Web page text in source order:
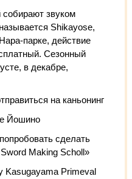
собирают звуком
Shikayose,
парке, действие
Сезонный
в декабре,
на каньонинг
Йошино
сделать
Making Scholl»
Kasugayama Primeval